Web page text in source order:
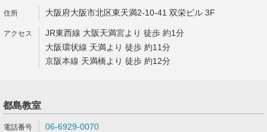
大阪府大阪市北区東天満2-10-41 双栄ビル 3F
JR東西線 大阪天満宮より 徒歩 約1分
大阪環状線 天満より 徒歩 約11分
京阪本線 天満橋より 徒歩 約12分
都島教室
06-6929-0070